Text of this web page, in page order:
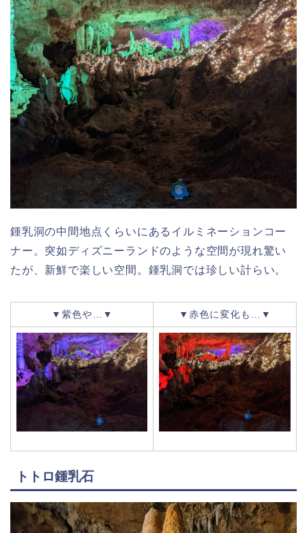
鍾乳洞の中間地点くらいにあるイルミネーションコー
ナー。突如ディズニーランドのような空間が現れ驚い
たが、新鮮で楽しい空間。鍾乳洞では珍しい計らい。
▼紫色や…▼ ▼赤色に変化も…▼
トトロ鍾乳石